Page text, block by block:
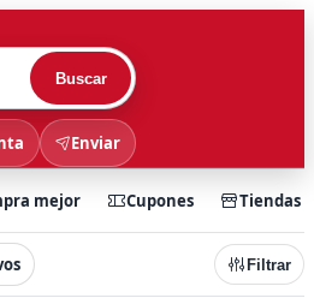
Buscar
Enviar
mejor Cupones Tiendas
Filtrar